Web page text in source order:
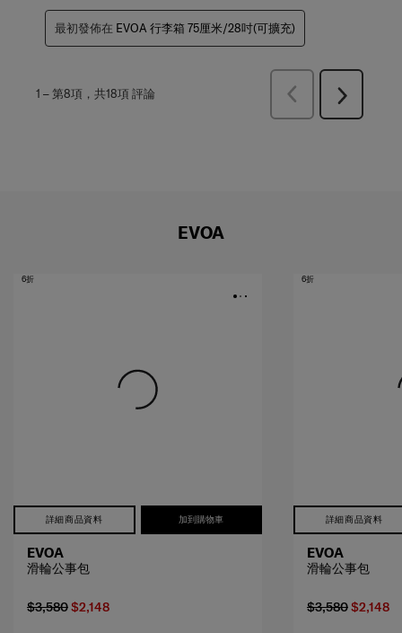
最初發佈在 EVOA 行李箱 75厘米/28吋(可擴充)
1 –第8項，共18項評論
上
下
EVOA
詳細商品資料 加到購物車
6折
EVOA
滑輪公事包
$3,580$2,148
詳細商品資料
6折
EVOA
滑輪公事包
$3,580$2,148